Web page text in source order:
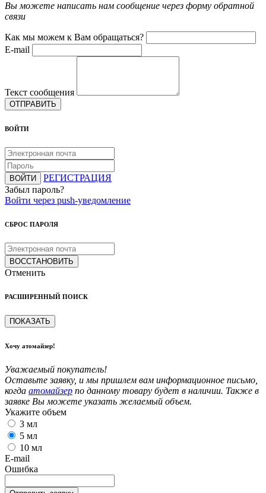
Вы можете написать нам сообщение через форму обратной
связи
Как мы можем к Вам обращаться?
E-mail
Текст сообщения
ОТПРАВИТЬ
ВОЙТИ
ВОЙТИ
РЕГИСТРАЦИЯ
Забыл пароль?
Войти через push-уведомление
СБРОС ПАРОЛЯ
ВОССТАНОВИТЬ
Отменить
РАСШИРЕННЫЙ ПОИСК
ПОКАЗАТЬ
Хочу атомайзер!
Уважаемый покупатель!
Оставьте заявку, и мы пришлем вам информационное письмо,
когда атомайзер по данному товару будет в наличии. Также в
заявке Вы можете указать желаемый объем.
Укажите объем
3 мл
5 мл
10 мл
E-mail
Ошибка